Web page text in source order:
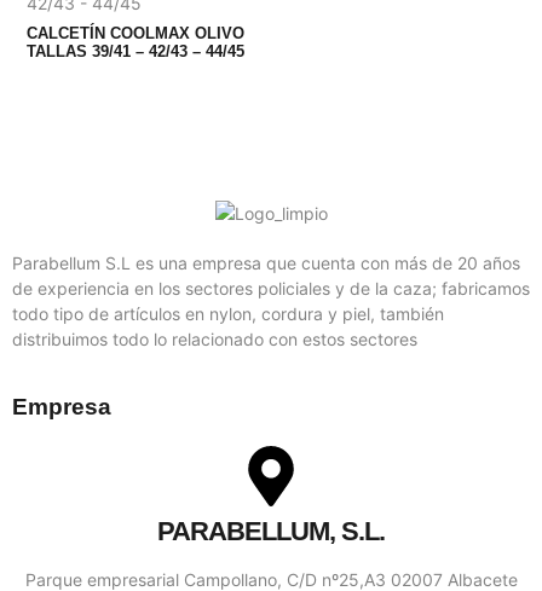
CALCETÍN COOLMAX OLIVO
TALLAS 39/41 – 42/43 – 44/45
Parabellum S.L es una empresa que cuenta con más de 20 años
de experiencia en los sectores policiales y de la caza; fabricamos
todo tipo de artículos en nylon, cordura y piel, también
distribuimos todo lo relacionado con estos sectores
Empresa
PARABELLUM, S.L.
Parque empresarial Campollano, C/D nº25,A3 02007 Albacete